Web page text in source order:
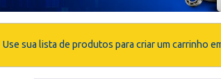
Use sua lista de produtos para criar um carrinho